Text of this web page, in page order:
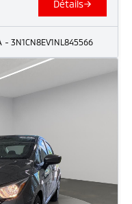
Détails
- 3N1CN8EV1NL845566